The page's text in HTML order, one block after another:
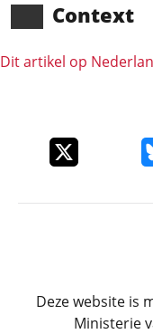
Context
Dit artikel op
Deel dit item
Deze website is
Ministerie